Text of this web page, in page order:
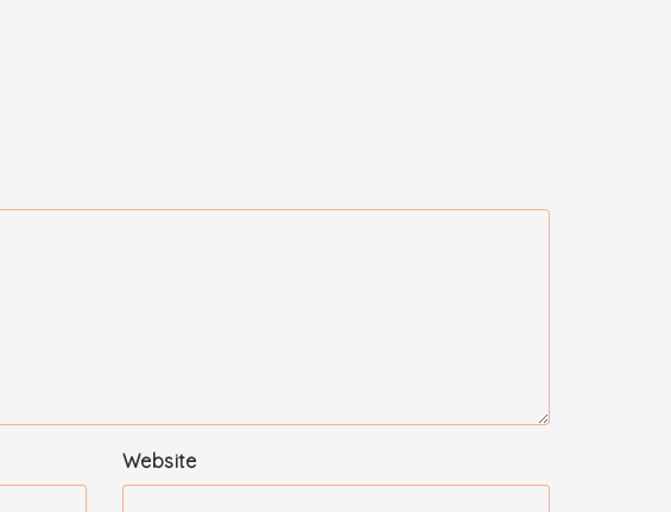
Website